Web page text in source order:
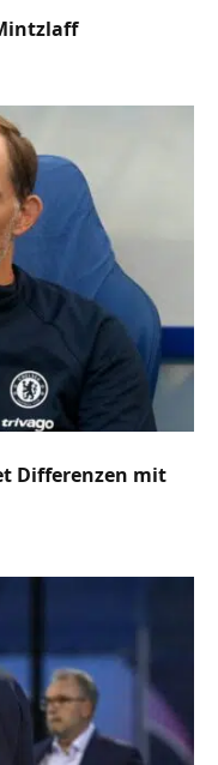
Differenzen mit